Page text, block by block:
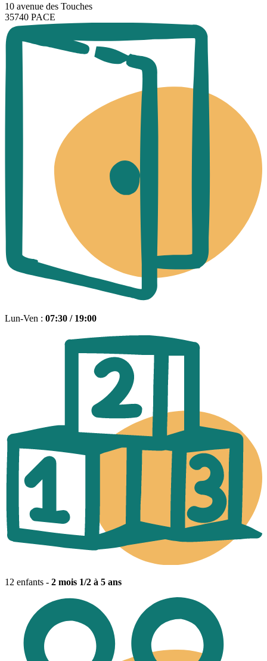
10 avenue des Touches
35740 PACE
Lun-Ven : 07:30 / 19:00
12 enfants - 2 mois 1/2 à 5 ans